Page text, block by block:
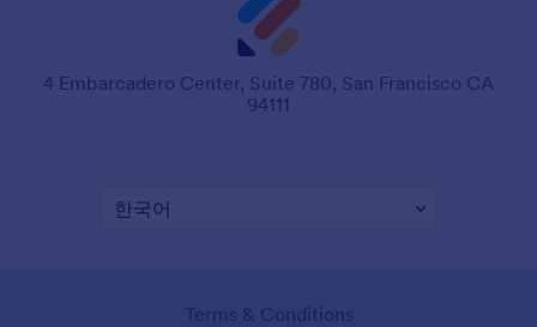
4 Embarcadero Center, Suite 780, San Francisco CA
94111
Terms & Conditions